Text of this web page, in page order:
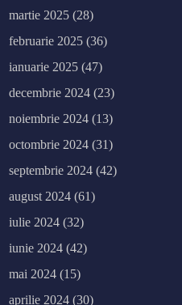
martie 2025 (28)
februarie 2025 (36)
ianuarie 2025 (47)
decembrie 2024 (23)
noiembrie 2024 (13)
octombrie 2024 (31)
septembrie 2024 (42)
august 2024 (61)
iulie 2024 (32)
iunie 2024 (42)
mai 2024 (15)
aprilie 2024 (30)